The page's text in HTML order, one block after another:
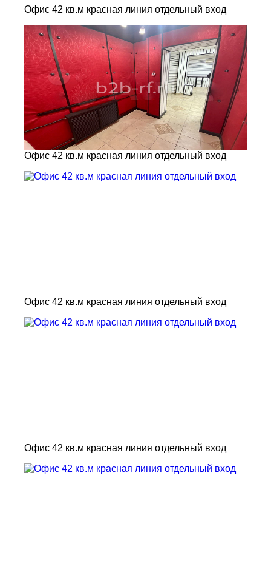
Офис 42 кв.м красная линия отдельный вход
Офис 42 кв.м красная линия отдельный вход
Офис 42 кв.м красная линия отдельный вход
Офис 42 кв.м красная линия отдельный вход